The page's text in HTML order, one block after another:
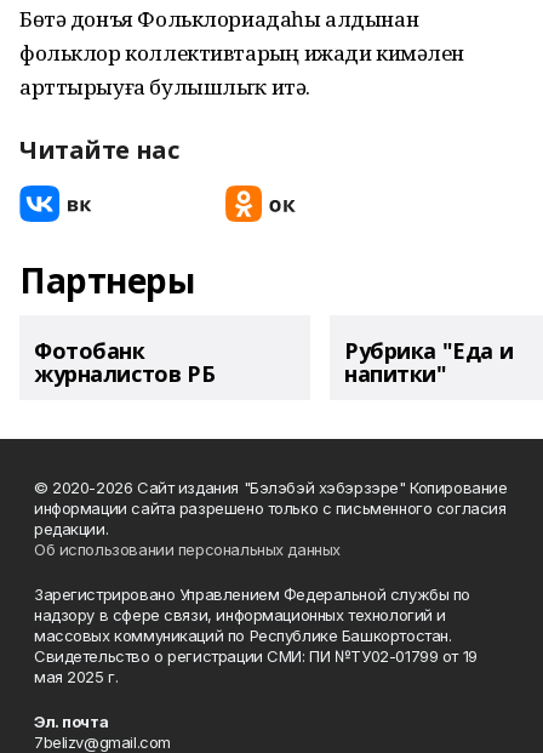
Бөтә донъя Фольклориадаһы алдынан
фольклор коллективтарҙың ижади кимәлен
арттырыуға булышлыҡ итә.
Читайте нас
Партнеры
Фотобанк
журналистов РБ
Рубрика "Еда и
напитки"
© 2020-2026 Сайт издания "Бэлэбэй хэбэрзэре" Копирование
информации сайта разрешено только с письменного согласия
редакции.
Об использовании персональных данных
Зарегистрировано Управлением Федеральной службы по
надзору в сфере связи, информационных технологий и
массовых коммуникаций по Республике Башкортостан.
Свидетельство о регистрации СМИ: ПИ №ТУ02-01799 от 19
мая 2025 г.
Эл. почта
7belizv@gmail.com